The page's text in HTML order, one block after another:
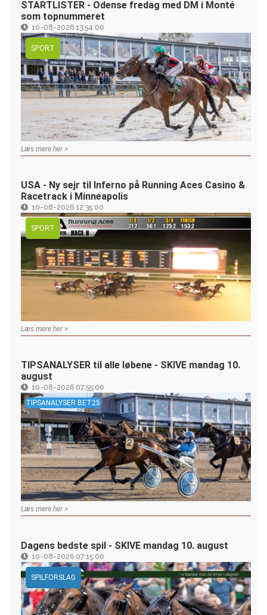
STARTLISTER - Odense fredag med DM i Monté
som topnummeret
10-08-2026 13:54:00
SPORT
Læs mere her >
USA - Ny sejr til Inferno på Running Aces Casino &
Racetrack i Minneapolis
10-08-2026 12:35:00
SPORT
Læs mere her >
TIPSANALYSER til alle løbene - SKIVE mandag 10.
august
10-08-2026 07:55:00
TIPSANALYSER BET25
Læs mere her >
Dagens bedste spil - SKIVE mandag 10. august
10-08-2026 07:15:00
SPILFORSLAG